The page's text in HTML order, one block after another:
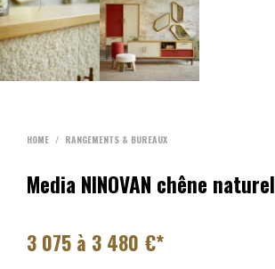
HOME / RANGEMENTS & BUREAUX
Media NINOVAN chêne naturel
3 075 à 3 480 €*